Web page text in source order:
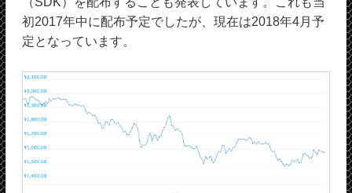
初2017年中に配布予定でしたが、現在は2018年4月予
定となっています。